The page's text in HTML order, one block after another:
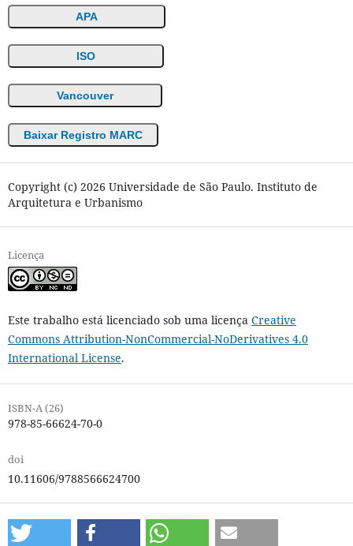
APA
ISO
Vancouver
Baixar Registro MARC
Copyright (c) 2026 Universidade de São Paulo. Instituto de
Arquitetura e Urbanismo
Licença
Este trabalho está licenciado sob uma licença Creative
Commons Attribution-NonCommercial-NoDerivatives 4.0
International License.
ISBN-A (26)
978-85-66624-70-0
doi
10.11606/9788566624700